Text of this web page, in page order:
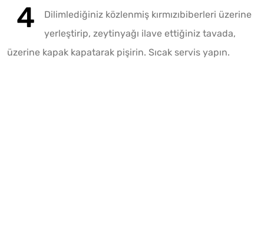
Dilimlediğiniz közlenmiş kırmızıbiberleri üzerine
yerleştirip, zeytinyağı ilave ettiğiniz tavada,
üzerine kapak kapatarak pişirin. Sıcak servis yapın.